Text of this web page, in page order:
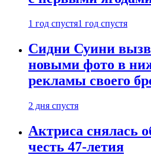
1 год спустя1 год спустя
Сидни Суини
новыми фото в
рекламы своего
2 дня спустя
Актриса снялась
честь 47-летия